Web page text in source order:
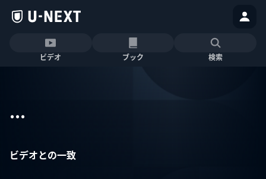
ビデオ ブック 検索
...
ビデオとの一致